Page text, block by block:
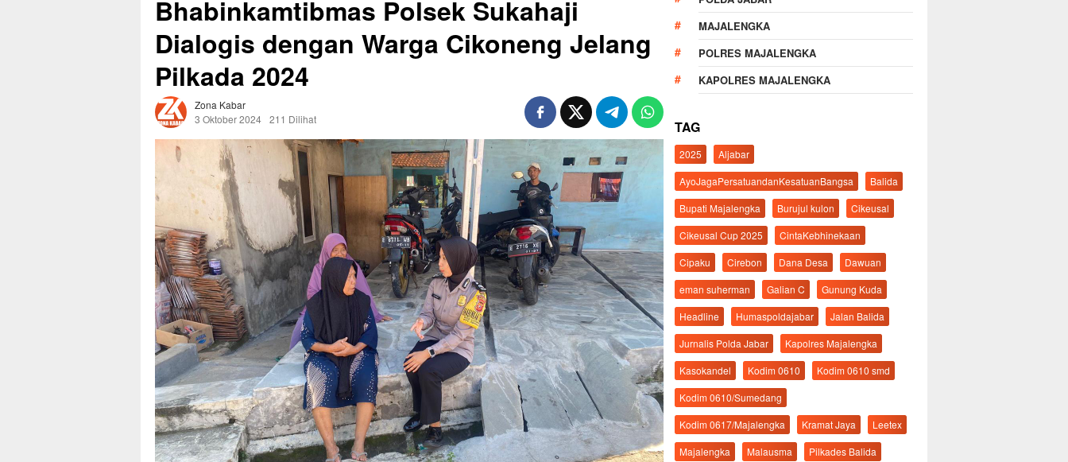
Bhabinkamtibmas Polsek Sukahaji
Dialogis dengan Warga Cikoneng Jelang
Pilkada 2024
Zona Kabar
3 Oktober 2024 211 Dilihat
MAJALENGKA
POLRES MAJALENGKA
KAPOLRES MAJALENGKA
TAG
2025
Aljabar
AyoJagaPersatuandanKesatuanBangsa
Balida
Bupati Majalengka
Burujul kulon
Cikeusal
Cikeusal Cup 2025
CintaKebhinekaan
Cipaku
Cirebon Dana Desa
Dawuan
eman suherman
Galian C
Gunung Kuda
Headline
Humaspoldajabar
Jalan Balida
Jurnalis Polda Jabar
Kapolres Majalengka
Kasokandel
Kodim 0610
Kodim 0610 smd
Kodim 0610/Sumedang
Kodim 0617/Majalengka
Kramat Jaya
Leetex
Majalengka
Malausma
Pilkades Balida